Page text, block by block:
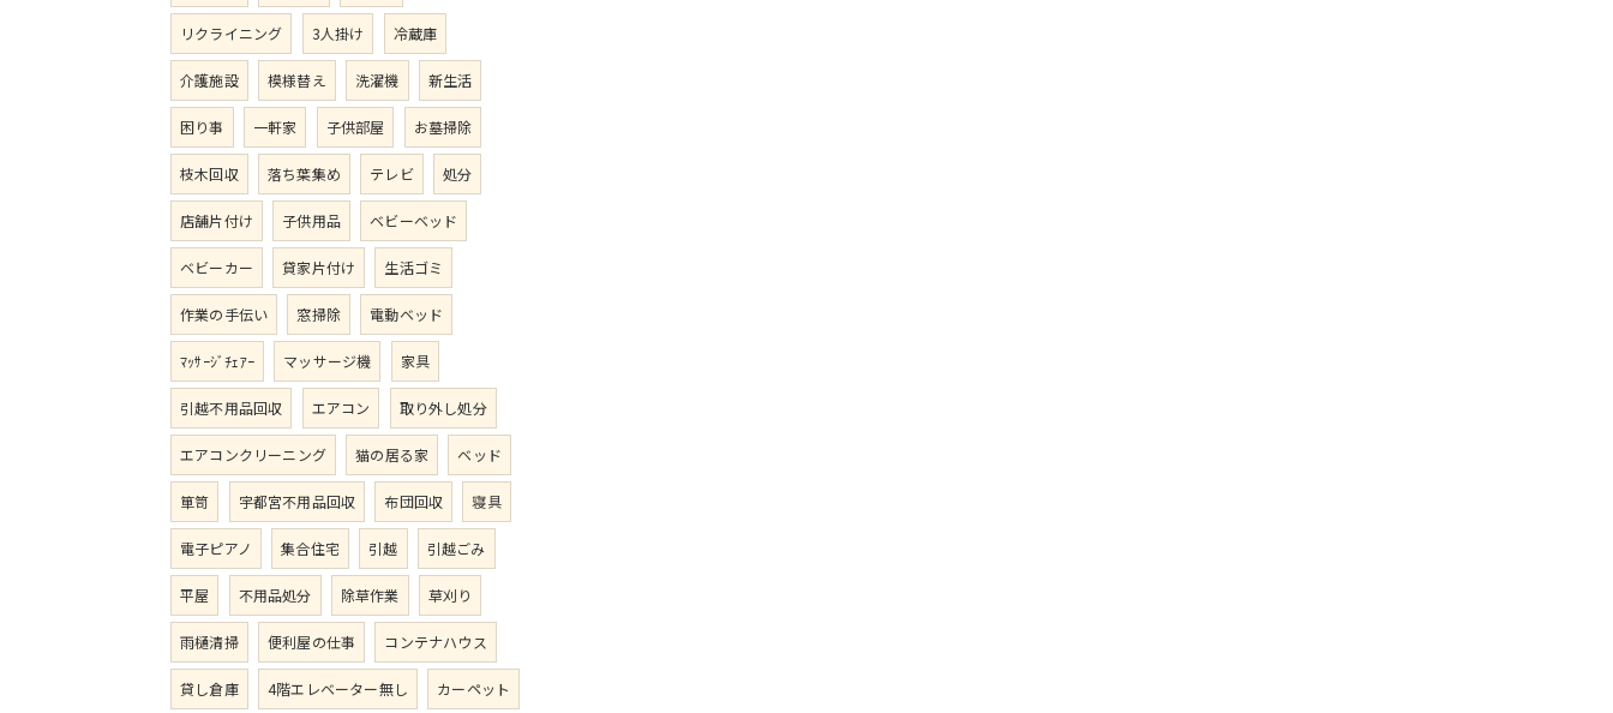
リクライニング 3人掛け 冷蔵庫
介護施設 模様替え 洗濯機 新生活
困り事 一軒家 子供部屋 お墓掃除
枝木回収 落ち葉集め テレビ 処分
店舗片付け 子供用品 ベビーベッド
ベビーカー 貸家片付け 生活ゴミ
作業の手伝い 窓掃除 電動ベッド
ﾏｯｻｰｼﾞﾁｪｱｰ マッサージ機 家具
引越不用品回収 エアコン 取り外し処分
エアコンクリーニング 猫の居る家 ベッド
箪笥 宇都宮不用品回収 布団回収 寝具
電子ピアノ 集合住宅 引越 引越ごみ
平屋 不用品処分 除草作業 草刈り
雨樋清掃 便利屋の仕事 コンテナハウス
貸し倉庫 4階エレベーター無し カーペット